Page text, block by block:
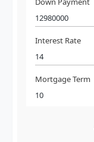
Interest Rate
Mortgage Term